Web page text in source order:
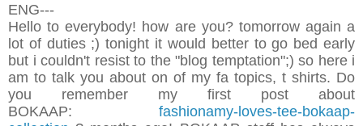
ENG---
Hello to everybody! how are you? tomorrow again a
lot of duties ;) tonight it would better to go bed early
but i couldn't resist to the "blog temptation";) so here i
am to talk you about on of my fa topics, t shirts. Do
you remember my first post about
BOKAAP: fashionamy-loves-tee-bokaap-